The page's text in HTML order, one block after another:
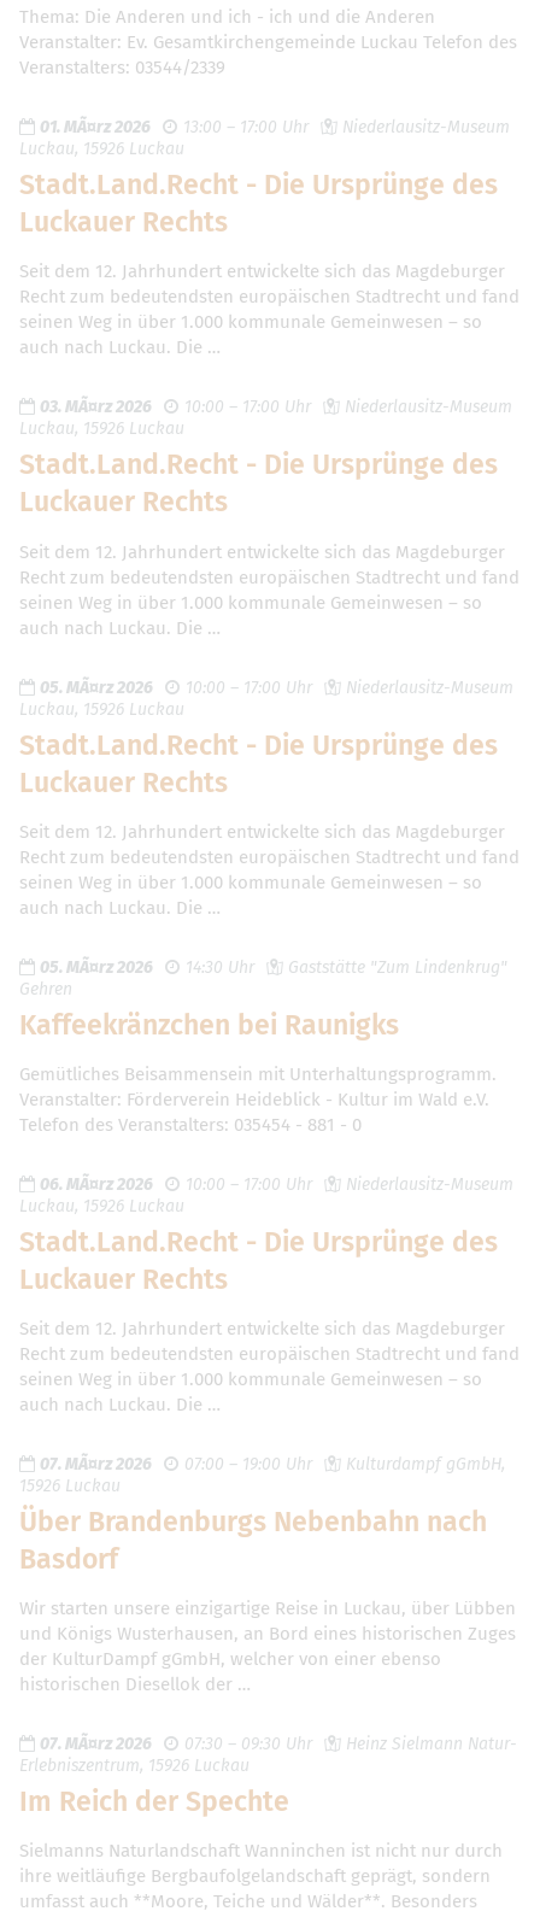
Thema: Die Anderen und ich - ich und die Anderen
Veranstalter: Ev. Gesamtkirchengemeinde Luckau Telefon des
Veranstalters: 03544/2339
01. MÃ¤rz 2026 13:00 – 17:00 Uhr
Niederlausitz-Museum
Luckau, 15926 Luckau
Stadt.Land.Recht - Die Ursprünge des
Luckauer Rechts
Seit dem 12. Jahrhundert entwickelte sich das Magdeburger
Recht zum bedeutendsten europäischen Stadtrecht und fand
seinen Weg in über 1.000 kommunale Gemeinwesen – so
auch nach Luckau. Die …
03. MÃ¤rz 2026 10:00 – 17:00 Uhr
Niederlausitz-Museum
Luckau, 15926 Luckau
Stadt.Land.Recht - Die Ursprünge des
Luckauer Rechts
Seit dem 12. Jahrhundert entwickelte sich das Magdeburger
Recht zum bedeutendsten europäischen Stadtrecht und fand
seinen Weg in über 1.000 kommunale Gemeinwesen – so
auch nach Luckau. Die …
05. MÃ¤rz 2026 10:00 – 17:00 Uhr
Niederlausitz-Museum
Luckau, 15926 Luckau
Stadt.Land.Recht - Die Ursprünge des
Luckauer Rechts
Seit dem 12. Jahrhundert entwickelte sich das Magdeburger
Recht zum bedeutendsten europäischen Stadtrecht und fand
seinen Weg in über 1.000 kommunale Gemeinwesen – so
auch nach Luckau. Die …
05. MÃ¤rz 2026 14:30 Uhr
Gaststätte "Zum Lindenkrug"
Gehren
Kaffeekränzchen bei Raunigks
Gemütliches Beisammensein mit Unterhaltungsprogramm.
Veranstalter: Förderverein Heideblick - Kultur im Wald e.V.
Telefon des Veranstalters: 035454 - 881 - 0
06. MÃ¤rz 2026 10:00 – 17:00 Uhr
Niederlausitz-Museum
Luckau, 15926 Luckau
Stadt.Land.Recht - Die Ursprünge des
Luckauer Rechts
Seit dem 12. Jahrhundert entwickelte sich das Magdeburger
Recht zum bedeutendsten europäischen Stadtrecht und fand
seinen Weg in über 1.000 kommunale Gemeinwesen – so
auch nach Luckau. Die …
07. MÃ¤rz 2026 07:00 – 19:00 Uhr
Kulturdampf gGmbH,
15926 Luckau
Über Brandenburgs Nebenbahn nach
Basdorf
Wir starten unsere einzigartige Reise in Luckau, über Lübben
und Königs Wusterhausen, an Bord eines historischen Zuges
der KulturDampf gGmbH, welcher von einer ebenso
historischen Diesellok der …
07. MÃ¤rz 2026 07:30 – 09:30 Uhr
Heinz Sielmann Natur-
Erlebniszentrum, 15926 Luckau
Im Reich der Spechte
Sielmanns Naturlandschaft Wanninchen ist nicht nur durch
ihre weitläufige Bergbaufolgelandschaft geprägt, sondern
umfasst auch **Moore, Teiche und Wälder**. Besonders